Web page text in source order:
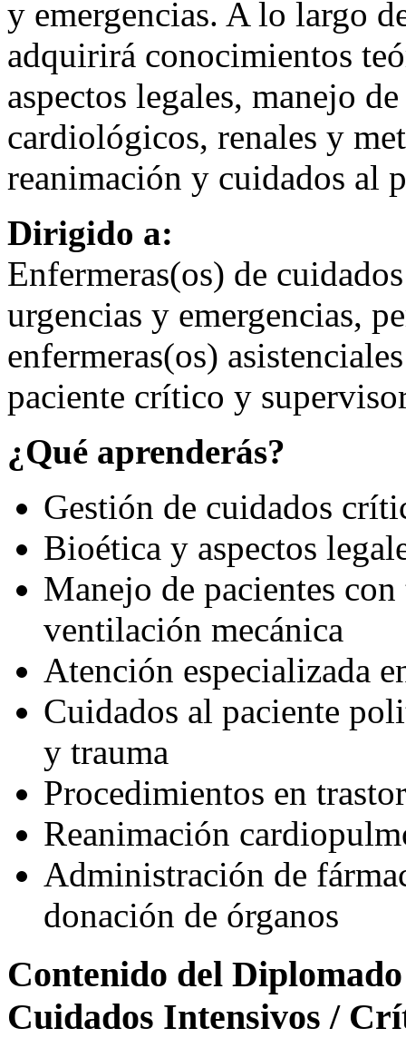
y emergencias. A lo largo
adquirirá conocimientos
aspectos legales, manejo
cardiológicos, renales y
reanimación y cuidados al
Dirigido a:
Enfermeras(os) de
urgencias y emergencias,
enfermeras(os)
paciente crítico y
¿Qué aprenderás?
Gestión de cuidados
Bioética y aspectos
Manejo de pacientes
ventilación mecánica
Atención especializada
Cuidados al paciente
y trauma
Procedimientos en
Reanimación
Administración de
donación de órganos
Contenido del
Cuidados Intensivos /